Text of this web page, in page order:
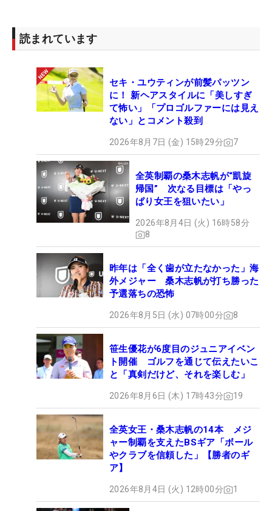
読まれています
セキ・ユウティンが前髪パッツン
に！ 新ヘアスタイルに「美しすぎ
て怖い」「プロゴルファーには見え
ない」とコメント殺到
2026年8月7日 (金) 15時29分 7
全英制覇の桑木志帆が“凱旋
帰国” 次なる目標は「やっ
ぱり女王を狙いたい」
2026年8月4日 (火) 16時58分
8
昨年は「全く歯が立たなかった」海
外メジャー 桑木志帆が打ち勝った
予選落ちの恐怖
2026年8月5日 (水) 07時00分 8
笹生優花が6度目のジュニアイベン
ト開催 ゴルフを通じて伝えたいこ
と「真剣だけど、それを楽しむ」
2026年8月6日 (木) 17時43分 19
全英女王・桑木志帆の14本 メジ
ャー制覇を支えたBSギア「ボール
やクラブを信頼した」【勝者のギ
ア】
2026年8月4日 (火) 12時00分 1